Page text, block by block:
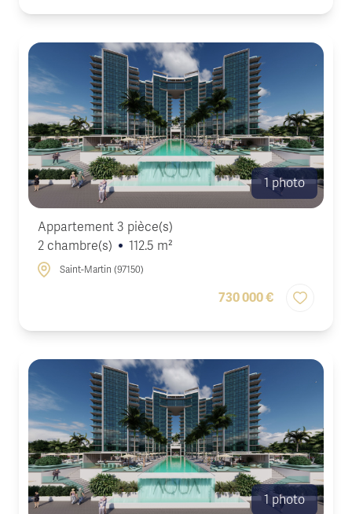
1 photo
Appartement 3 pièce(s)
2 chambre(s)
112.5 m²
Saint-Martin (97150)
730 000 €
1 photo